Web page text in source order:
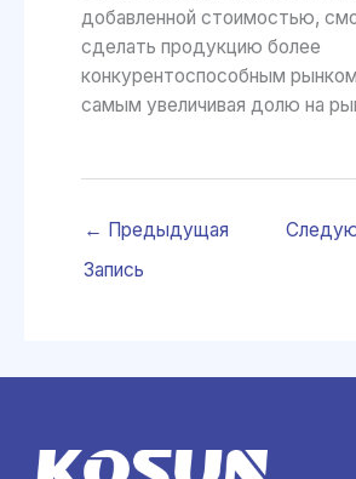
добавленной стоимостью,
сделать продукцию более
конкурентоспособным
самым увеличивая долю на
← Предыдущая
Запись